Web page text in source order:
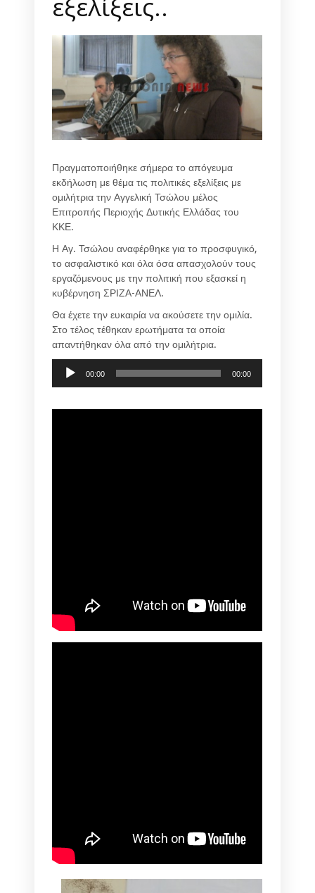
Πραγματοποιήθηκε σήμερα το απόγευμα
εκδήλωση με θέμα τις πολιτικές εξελίξεις με
ομιλήτρια την Αγγελική Τσώλου μέλος
Επιτροπής Περιοχής Δυτικής Ελλάδας του
ΚΚΕ.
Η Αγ. Τσώλου αναφέρθηκε για το προσφυγικό,
το ασφαλιστικό και όλα όσα απασχολούν τους
εργαζόμενους με την πολιτική που εξασκεί η
κυβέρνηση ΣΡΙΖΑ-ΑΝΕΛ.
Θα έχετε την ευκαιρία να ακούσετε την ομιλία.
Στο τέλος τέθηκαν ερωτήματα τα οποία
απαντήθηκαν όλα από την ομιλήτρια.
Audio
Player
00:00 00:00